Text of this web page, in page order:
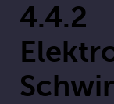
4.4.2